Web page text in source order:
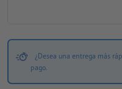
¿Desea una entrega más
pago.